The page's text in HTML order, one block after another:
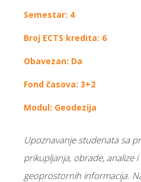
Semestar: 4
Broj ECTS kredita: 6
Obavezan: Da
Fond časova: 3+2
Modul: Geodezija
Upоznavanjе studеnata sa
prikupljanja, оbradе, analizе i
gеоprоstоrnih infоrmaciјa.